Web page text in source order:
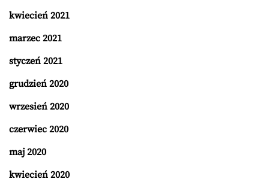
kwiecień 2021
marzec 2021
styczeń 2021
grudzień 2020
wrzesień 2020
czerwiec 2020
maj 2020
kwiecień 2020